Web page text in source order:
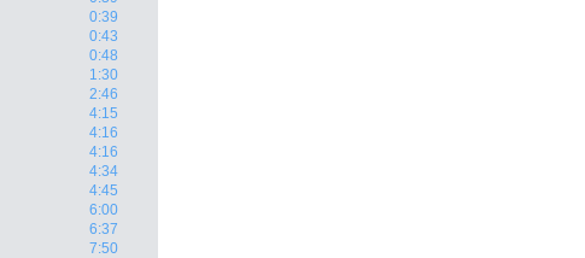
0:39
0:43
0:48
1:30
2:46
4:15
4:16
4:16
4:34
4:45
6:00
6:37
7:50